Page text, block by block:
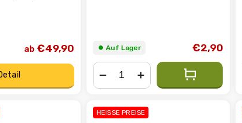
ab€49,90 ⏺︎ Auf Lager €2,90
HEISSE PREISE